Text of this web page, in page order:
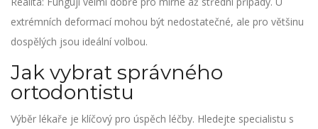
extrémních deformací mohou být nedostatečné, ale pro většinu
dospělých jsou ideální volbou.
Jak vybrat správného
ortodontistu
Výběr lékaře je klíčový pro úspěch léčby. Hledejte specialistu s